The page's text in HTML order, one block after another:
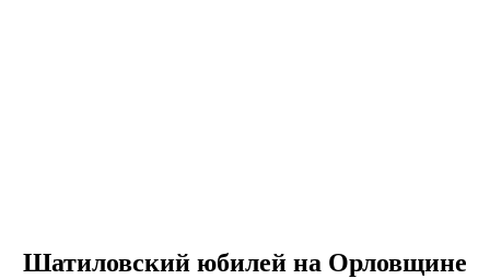
Шатиловский юбилей на Орловщине